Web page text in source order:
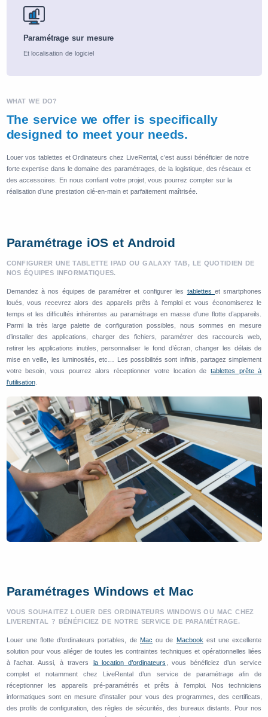
Paramétrage sur mesure
Et localisation de logiciel
WHAT WE DO?
The service we offer is specifically
designed to meet your needs.
Louer vos tablettes et Ordinateurs chez LiveRental, c’est aussi bénéficier de notre
forte expertise dans le domaine des paramétrages, de la logistique, des réseaux et
des accessoires. En nous confiant votre projet, vous pourrez compter sur la
réalisation d’une prestation clé-en-main et parfaitement maîtrisée.
Paramétrage iOS et Android
CONFIGURER UNE TABLETTE IPAD OU GALAXY TAB, LE QUOTIDIEN DE
NOS ÉQUIPES INFORMATIQUES.
Demandez à nos équipes de paramétrer et configurer les tabletteset smartphones
loués, vous recevrez alors des appareils prêts à l’emploi et vous économiserez le
temps et les difficultés inhérentes au paramétrage en masse d’une flotte d’appareils.
Parmi la très large palette de configuration possibles, nous sommes en mesure
d’installer des applications, charger des fichiers, paramétrer des raccourcis web,
retirer les applications inutiles, personnaliser le fond d’écran, changer les délais de
mise en veille, les luminosités, etc… Les possibilités sont infinis, partagez simplement
votre besoin, vous pourrez alors réceptionner votre location detablettes prête à
l’utilisation.
Paramétrages Windows et Mac
VOUS SOUHAITEZ LOUER DES ORDINATEURS WINDOWS OU MAC CHEZ
LIVERENTAL ? BÉNÉFICIEZ DE NOTRE SERVICE DE PARAMÉTRAGE.
Louer une flotte d’ordinateurs portables, de Mac ou de Macbook est une excellente
solution pour vous alléger de toutes les contraintes techniques et opérationnelles liées
à l’achat. Aussi, à travers la location d’ordinateurs
, vous bénéficiez d’un service
complet et notamment chez LiveRental d’un service de paramétrage afin de
réceptionner les appareils pré-paramétrés et prêts à l’emploi. Nos techniciens
informatiques sont en mesure d’installer pour vous des programmes, des certificats,
des profils de configuration, des règles de sécurités, des bureaux distants. Pour nos